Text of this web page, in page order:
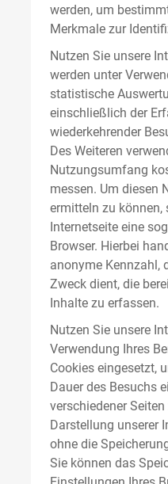
werden, um
Merkmale zur
Nutzen Sie unsere
werden unter
statistische
einschließlich der
wiederkehrender
Des Weiteren
Nutzungsumfang
messen. Um diesen
ermitteln zu können,
Internetseite eine
Browser. Hierbei
anonyme Kennzahl,
Zweck dient, die
Inhalte zu erfassen.
Nutzen Sie unsere
Verwendung Ihres
Cookies eingesetzt,
Dauer des Besuchs
verschiedener
Darstellung unserer
ohne die
Sie können das